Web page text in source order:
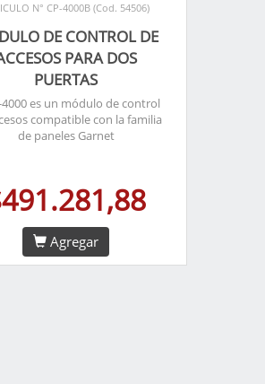
N° CP-4000B (Cod. 54506)
DE CONTROL DE
PARA DOS
PUERTAS
4000 es un módulo de control
compatible con la familia
de paneles Garnet
Agregar